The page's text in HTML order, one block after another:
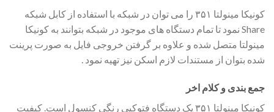
کونیکا مینولتا ۳۵۱ را می توان در شبکه با استفاده از کابل شبکه
Share نمود تا تمام دستگاه های موجود در شبکه بتوانند به کونیکا
مینولتا متصل شده و علاوه بر گرفتن خروجی فایل به صورت پرینت
شده بتوان از مستندات لازم اسکن نیز تهیه نمود .
جمع بندی و کلام اخر
کونیکا مینولتا ۳۵۱ یک دستگاه فتوکپی رنگی کنسول است. کیفیت